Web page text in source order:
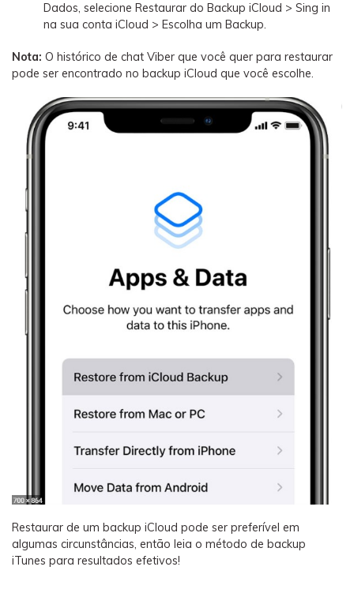
Dados, selecione Restaurar do Backup iCloud > Sing in
na sua conta iCloud > Escolha um Backup.
Nota: O histórico de chat Viber que você quer para restaurar
pode ser encontrado no backup iCloud que você escolhe.
Restaurar de um backup iCloud pode ser preferível em
algumas circunstâncias, então leia o método de backup
iTunes para resultados efetivos!